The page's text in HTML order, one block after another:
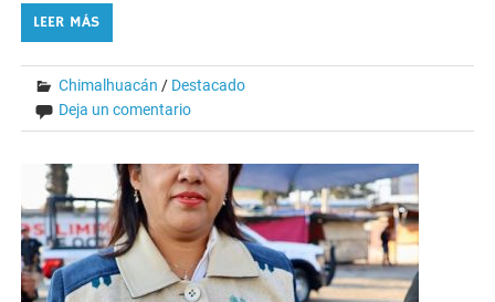
LEER MÁS
Chimalhuacán / Destacado
Deja un comentario